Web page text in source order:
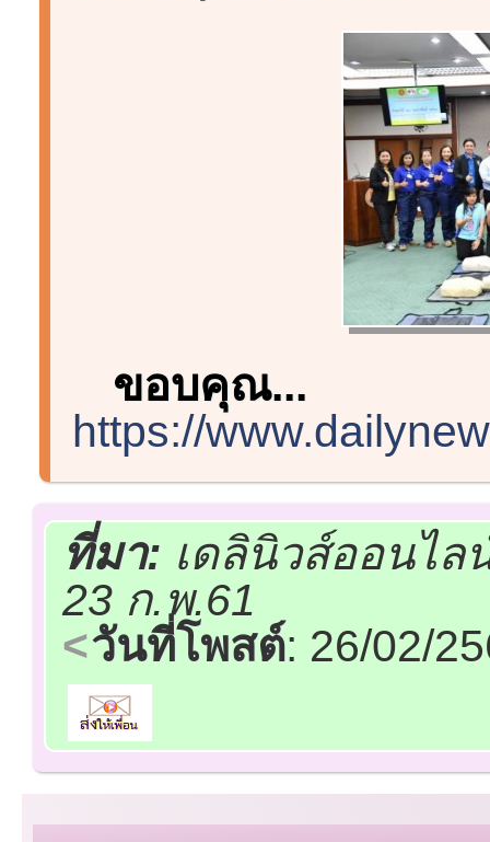
ขอบคุณ...
https://
ที่มา: เดลินิวส์ออนไ
23 ก.พ.61
วันที่โพสต์: 26/02/